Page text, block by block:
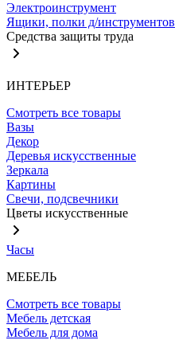
Электроинструмент
Ящики, полки д/инструментов
Средства защиты труда
ИНТЕРЬЕР
Смотреть все товары
Вазы
Декор
Деревья искусственные
Зеркала
Картины
Свечи, подсвечники
Цветы искусственные
Часы
МЕБЕЛЬ
Смотреть все товары
Мебель детская
Мебель для дома